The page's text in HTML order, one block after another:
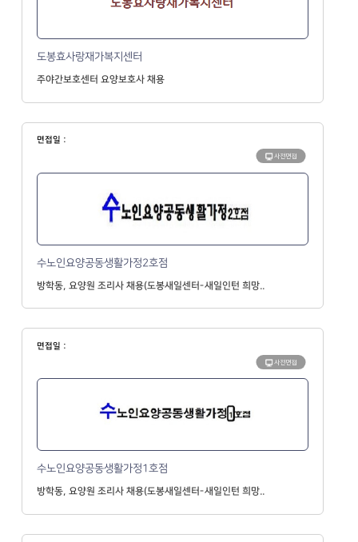
도봉효사랑재가복지센터
주야간보호센터 요양보호사 채용
면접일 :
사전면접
수노인요양공동생활가정2호점
방학동, 요양원 조리사 채용(도봉새일센터-새일인턴 희망..
면접일 :
사전면접
수노인요양공동생활가정1호점
방학동, 요양원 조리사 채용(도봉새일센터-새일인턴 희망..